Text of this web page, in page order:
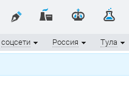
Тула
Россия
соцсети